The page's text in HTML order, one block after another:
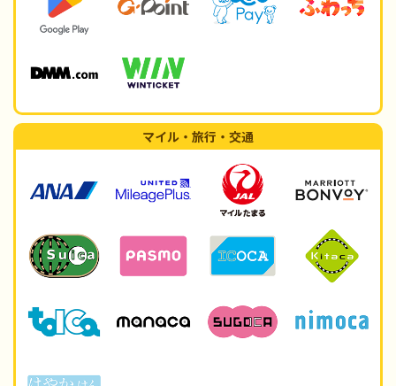
マイル・旅行・交通